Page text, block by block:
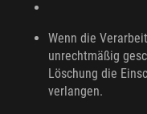
Wenn die
unrechtmäßig
Löschung die
verlangen.